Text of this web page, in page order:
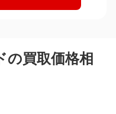
買取価格相